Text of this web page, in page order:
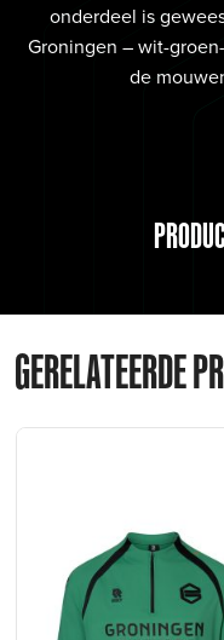
onderdeel is
Groningen – wit-
de
GERELATEERDE